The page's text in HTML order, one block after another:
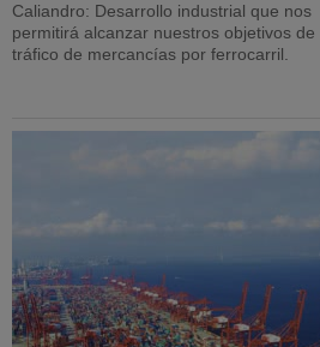
Caliandro: Desarrollo industrial que nos
permitirá alcanzar nuestros objetivos de
tráfico de mercancías por ferrocarril.